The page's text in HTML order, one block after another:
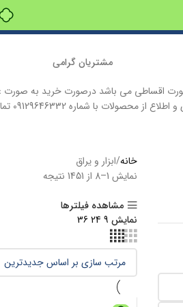
مشتریان گرامی
اقساطی می باشد درصورت خرید به
با شماره 09129646332 تماس حاصل فرمایید
بندی محصولاتکاتالوگ محصولات درباره ما تماس
خانه ابزار و یراق
نمایش 1–8 از 1451 نتیجه
مشاهده فیلترها
نمایش 9
24
36